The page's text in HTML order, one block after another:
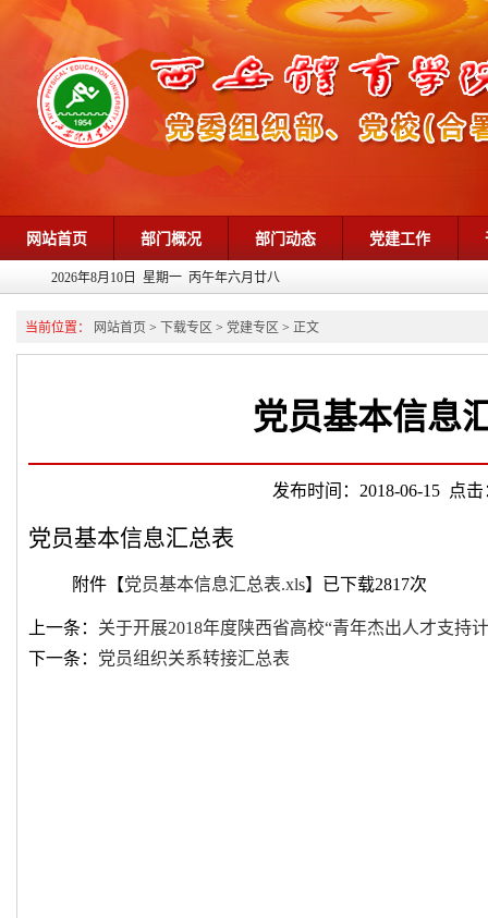
网站首页 部门概况 部门动态 党建工作
2026年8月10日 星期一 丙午年六月廿八
当前位置： 网站首页 > 下载专区 > 党建专区 > 正文
党员基本信息
发布时间：2018-06-15 点
党员基本信息汇总表
附件【党员基本信息汇总表.xls】已下载2817次
上一条： 关于开展2018年度陕西省高校“青年杰出人才支持
下一条： 党员组织关系转接汇总表